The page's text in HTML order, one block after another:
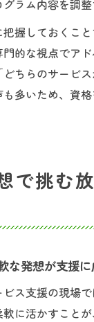
ラム内容を調整
握しておくこ
的な視点でア
ちらのサービ
多いため、資
で挑む
な発想が支援
ス支援の現場
に活かすこと